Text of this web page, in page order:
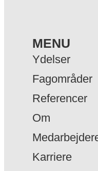
MENU
Ydelser
Fagområder
Referencer
Om
Karriere